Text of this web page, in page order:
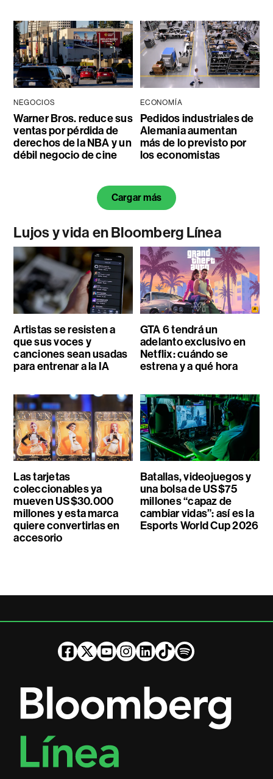
NEGOCIOS
Warner Bros. reduce sus
ventas por pérdida de
derechos de la NBA y un
débil negocio de cine
ECONOMÍA
Pedidos industriales de
Alemania aumentan
más de lo previsto por
los economistas
Cargar más
Lujos y vida en Bloomberg Línea
Artistas se resisten a
que sus voces y
canciones sean usadas
para entrenar a la IA
GTA 6 tendrá un
adelanto exclusivo en
Netflix: cuándo se
estrena y a qué hora
Las tarjetas
coleccionables ya
mueven US$30.000
millones y esta marca
quiere convertirlas en
accesorio
Batallas, videojuegos y
una bolsa de US$75
millones “capaz de
cambiar vidas”: así es la
Esports World Cup 2026